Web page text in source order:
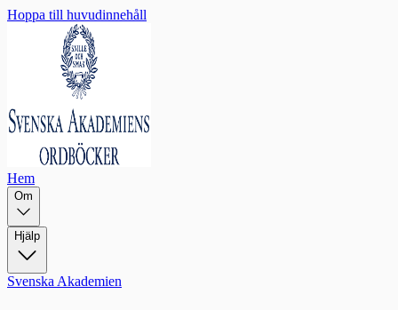
Hoppa till huvudinnehåll
Hem
Om
Hjälp
Svenska Akademien